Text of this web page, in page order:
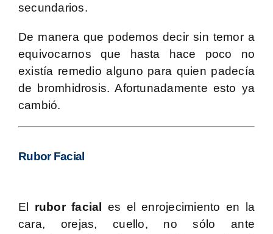
secundarios.
De manera que podemos decir sin temor a
equivocarnos que hasta hace poco no
existía remedio alguno para quien padecía
de bromhidrosis. Afortunadamente esto ya
cambió.
Rubor Facial
El rubor facial
es el enrojecimiento en la
cara, orejas, cuello, no sólo ante